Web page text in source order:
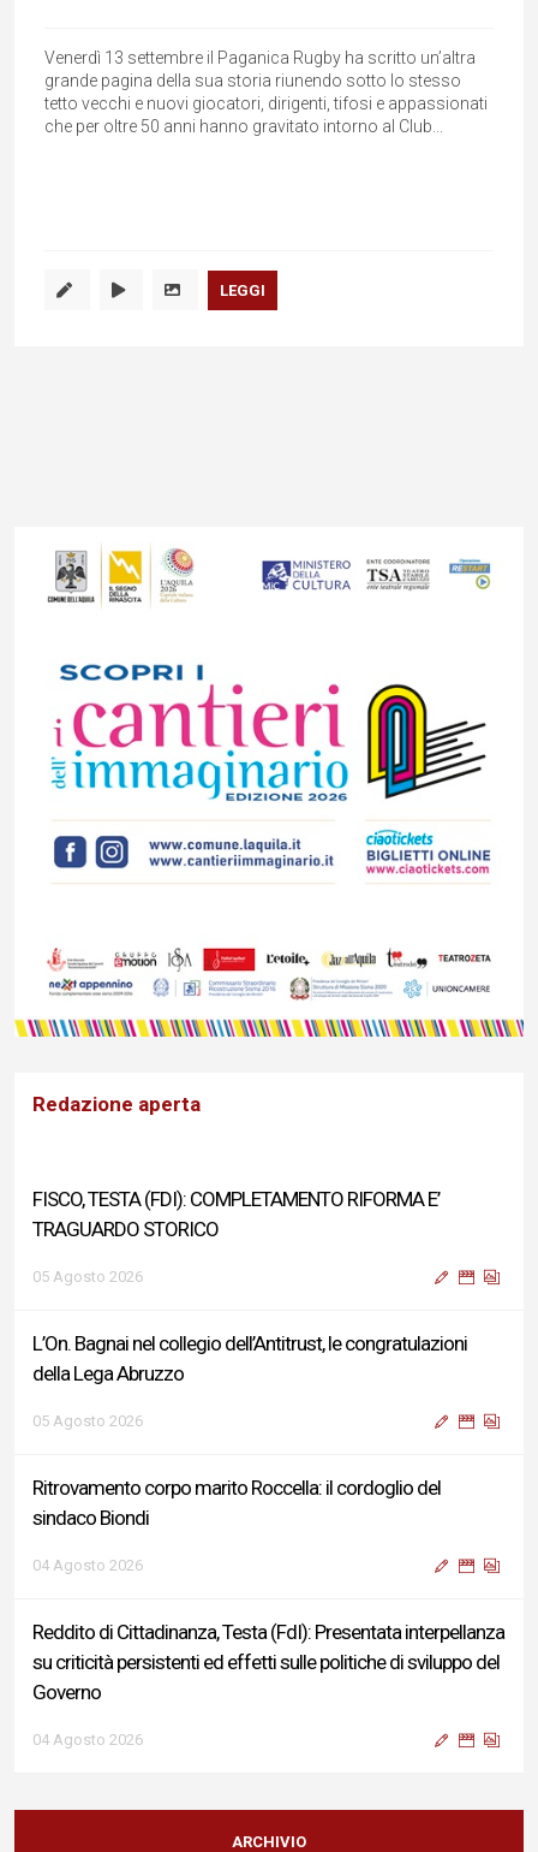
Venerdì 13 settembre il Paganica Rugby ha scritto un’altra
grande pagina della sua storia riunendo sotto lo stesso
tetto vecchi e nuovi giocatori, dirigenti, tifosi e appassionati
che per oltre 50 anni hanno gravitato intorno al Club...
LEGGI
Redazione aperta
FISCO, TESTA (FDI): COMPLETAMENTO RIFORMA E’
TRAGUARDO STORICO
05 Agosto 2026
L’On. Bagnai nel collegio dell’Antitrust, le congratulazioni
della Lega Abruzzo
05 Agosto 2026
Ritrovamento corpo marito Roccella: il cordoglio del
sindaco Biondi
04 Agosto 2026
Reddito di Cittadinanza, Testa (FdI): Presentata interpellanza
su criticità persistenti ed effetti sulle politiche di sviluppo del
Governo
04 Agosto 2026
Sigismondi, Liris e Testa: “Profondo cordoglio e vicinanza al
Ministro Roccella e alla sua famiglia”
ARCHIVIO